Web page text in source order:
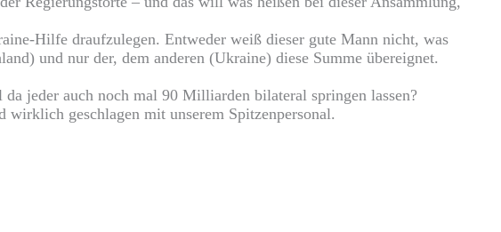
Hilfe draufzulegen. Entweder weiß dieser gute Mann nicht, was
und nur der, dem anderen (Ukraine) diese Summe übereignet.
jeder auch noch mal 90 Milliarden bilateral springen lassen?
geschlagen mit unserem Spitzenpersonal.